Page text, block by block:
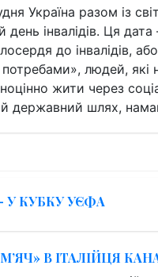
Україна разом із
інвалідів. Ця
до інвалідів,
людей, які
жити через
державний шлях,
У КУБКУ УЄФА
В ІТАЛІЙЦЯ